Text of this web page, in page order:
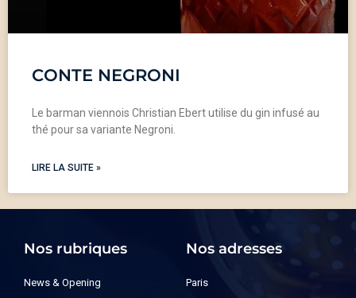
CONTE NEGRONI
Le barman viennois Christian Ebert utilise du gin infusé au
thé pour sa variante Negroni.
LIRE LA SUITE »
Nos rubriques
News & Opening
Nos adresses
Paris